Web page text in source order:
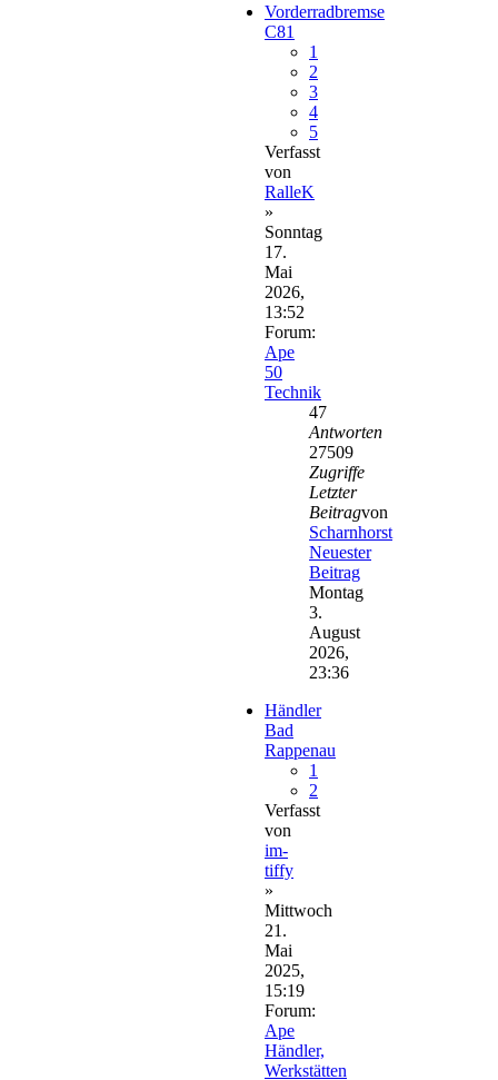
Vorderradbremse
C81
1
2
3
4
5
Verfasst
von
RalleK
»
Sonntag
17.
Mai
2026,
13:52
Forum:
Ape
50
Technik
47
Antworten
27509
Zugriffe
Letzter
Beitragvon
Scharnhorst
Neuester
Beitrag
Montag
3.
August
2026,
23:36
Händler
Bad
Rappenau
1
2
Verfasst
von
im-
tiffy
»
Mittwoch
21.
Mai
2025,
15:19
Forum:
Ape
Händler,
Werkstätten